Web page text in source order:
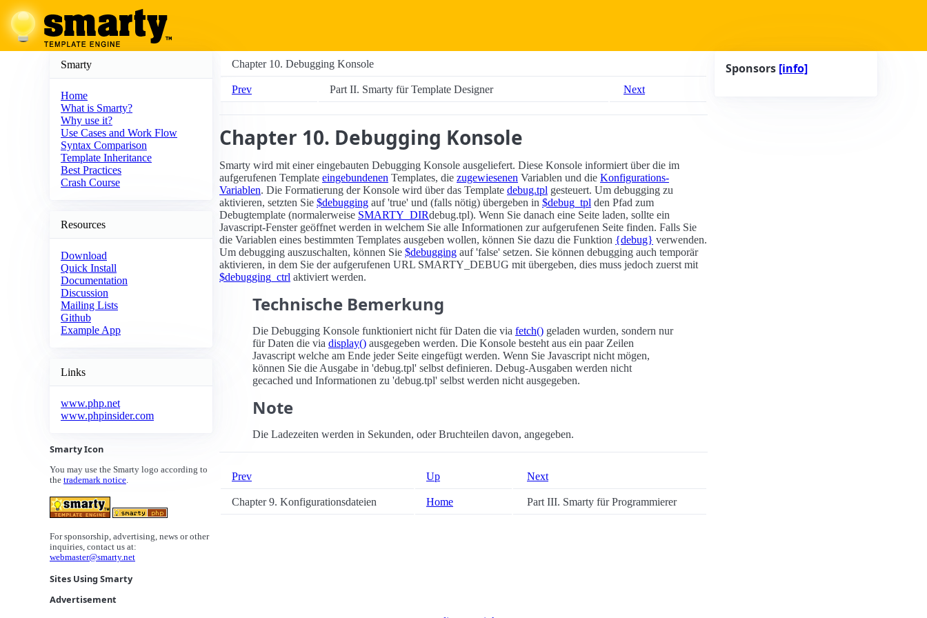
Smarty
Home
What is Smarty?
Why use it?
Use Cases and Work Flow
Syntax Comparison
Template Inheritance
Best Practices
Crash Course
Resources
Download
Quick Install
Documentation
Discussion
Mailing Lists
Github
Example App
Links
www.php.net
www.phpinsider.com
Smarty Icon
You may use the Smarty logo according to
the trademark notice.
For sponsorship, advertising, news or other
inquiries, contact us at:
webmaster@smarty.net
Sites Using Smarty
Advertisement
Chapter 10. Debugging Konsole
Prev Part II. Smarty für Template Designer Next
Chapter 10. Debugging Konsole
Smarty wird mit einer eingebauten Debugging Konsole ausgeliefert. Diese Konsole informiert über die im
aufgerufenen Template eingebundenen Templates, die zugewiesenen Variablen und die Konfigurations-
Variablen. Die Formatierung der Konsole wird über das Template debug.tpl gesteuert. Um debugging zu
aktivieren, setzten Sie $debugging auf 'true' und (falls nötig) übergeben in $debug_tpl den Pfad zum
Debugtemplate (normalerweise SMARTY_DIRdebug.tpl). Wenn Sie danach eine Seite laden, sollte ein
Javascript-Fenster geöffnet werden in welchem Sie alle Informationen zur aufgerufenen Seite finden. Falls Sie
die Variablen eines bestimmten Templates ausgeben wollen, können Sie dazu die Funktion {debug} verwenden.
Um debugging auszuschalten, können Sie $debugging auf 'false' setzen. Sie können debugging auch temporär
aktivieren, in dem Sie der aufgerufenen URL SMARTY_DEBUG mit übergeben, dies muss jedoch zuerst mit
$debugging_ctrl aktiviert werden.
Technische Bemerkung
Die Debugging Konsole funktioniert nicht für Daten die via fetch() geladen wurden, sondern nur
für Daten die via display() ausgegeben werden. Die Konsole besteht aus ein paar Zeilen
Javascript welche am Ende jeder Seite eingefügt werden. Wenn Sie Javascript nicht mögen,
können Sie die Ausgabe in 'debug.tpl' selbst definieren. Debug-Ausgaben werden nicht
gecached und Informationen zu 'debug.tpl' selbst werden nicht ausgegeben.
Note
Die Ladezeiten werden in Sekunden, oder Bruchteilen davon, angegeben.
Prev Up Next
Chapter 9. Konfigurationsdateien Home Part III. Smarty für Programmierer
Sponsors [info]